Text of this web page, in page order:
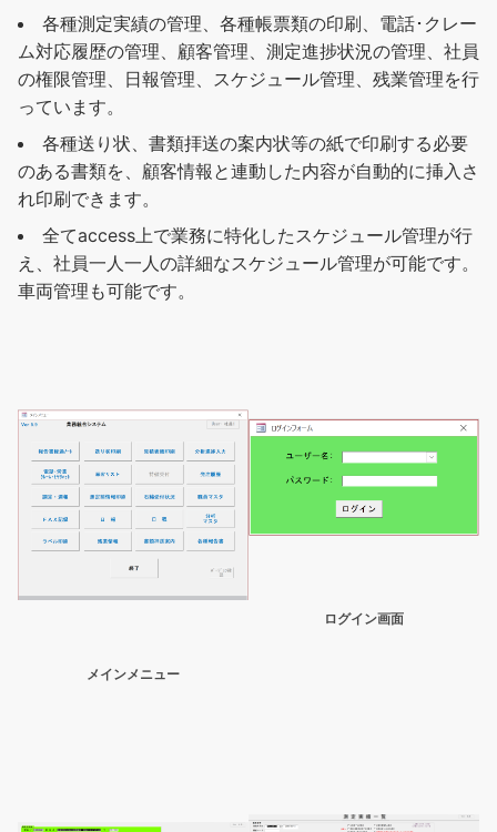
各種測定実績の管理、各種帳票類の印刷、電話･クレー
ム対応履歴の管理、顧客管理、測定進捗状況の管理、社員
の権限管理、日報管理、スケジュール管理、残業管理を行
っています。
各種送り状、書類拝送の案内状等の紙で印刷する必要
のある書類を、顧客情報と連動した内容が自動的に挿入さ
れ印刷できます。
全てaccess上で業務に特化したスケジュール管理が行
え、社員一人一人の詳細なスケジュール管理が可能です。
車両管理も可能です。
メインメニュー
ログイン画面